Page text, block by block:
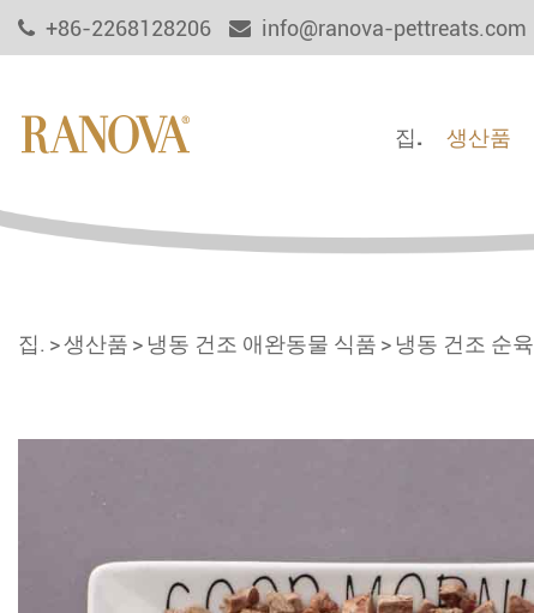
+86-2268128206 info@ranova-pettreats.com
집. 생산품
집. 생산품 냉동 건조 애완동물 식품 냉동 건조 순육